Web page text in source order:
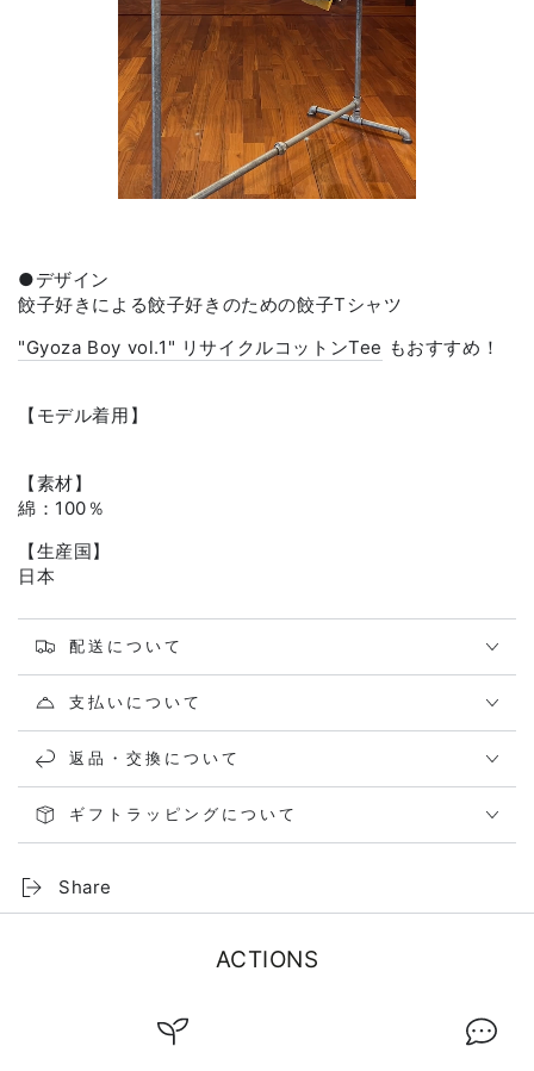
●デザイン
餃子好きによる餃子好きのための餃子Tシャツ
"Gyoza Boy vol.1" リサイクルコットンTee もおすすめ！
【モデル着用】
【素材】
綿：100％
【生産国】
日本
配送について
支払いについて
返品・交換について
ギフトラッピングについて
Share
ACTIONS